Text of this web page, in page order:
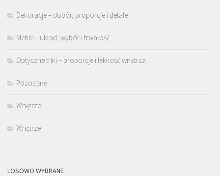
Dekoracje – dobór, proporcje i detale
Meble – układ, wybór i trwałość
Optyczne triki – proporcje i lekkość wnętrza
Pozostałe
Wnętrze
Wnętrze
LOSOWO WYBRANE